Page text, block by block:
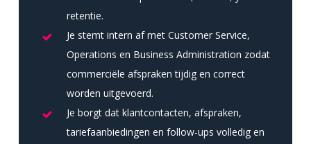
retentie.
Je stemt intern af met Customer Service,
Operations en Business Administration zodat
commerciële afspraken tijdig en correct
worden uitgevoerd.
Je borgt dat klantcontacten, afspraken,
tariefaanbiedingen en follow-ups volledig en